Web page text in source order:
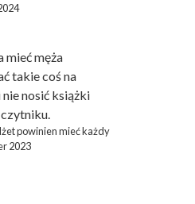
mieć męża
takie coś na
nosić książki
powinien mieć każdy
2023